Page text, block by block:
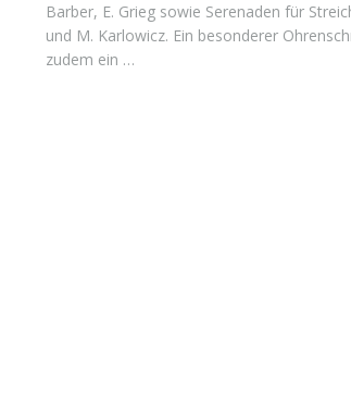
Barber, E. Grieg sowie Serenaden für
und M. Karlowicz. Ein besonderer
zudem ein …